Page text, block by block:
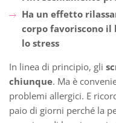
Ha un effetto
corpo favoriscono il
lo stress
In linea di principio, gli
chiunque. Ma è
problemi allergici. E
paio di giorni perché la